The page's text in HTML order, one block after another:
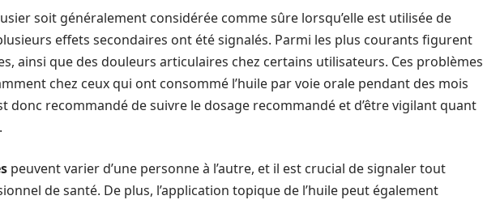
soit généralement considérée comme sûre lorsqu’elle est utilisée de
effets secondaires ont été signalés. Parmi les plus courants figurent
ainsi que des douleurs articulaires chez certains utilisateurs. Ces problèmes
chez ceux qui ont consommé l’huile par voie orale pendant des mois
donc recommandé de suivre le dosage recommandé et d’être vigilant quant
peuvent varier d’une personne à l’autre, et il est crucial de signaler tout
de santé. De plus, l’application topique de l’huile peut également